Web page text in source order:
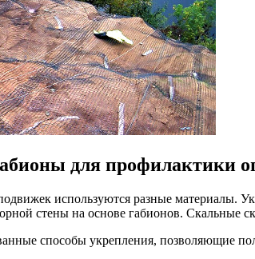
для профилактики
используются разные
стены на основе габионов.
способы укрепления, позволяющие